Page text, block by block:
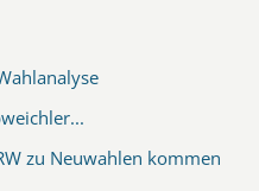
zu Neuwahlen kommen